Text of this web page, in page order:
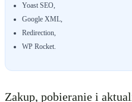
Yoast SEO,
Google XML,
Redirection,
WP Rocket.
Zakup, pobieranie i